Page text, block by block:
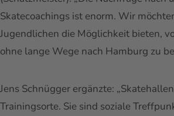
Skatecoachings ist enorm. Wir
Jugendlichen die Möglichkeit bieten,
ohne lange Wege nach Hamburg zu
Jens Schnügger ergänzte:
Trainingsorte. Sie sind soziale